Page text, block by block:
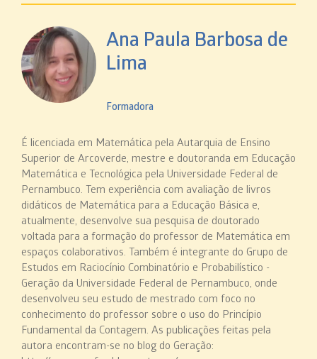
Ana Paula Barbosa de
Lima
Formadora
É licenciada em Matemática pela Autarquia de Ensino
Superior de Arcoverde, mestre e doutoranda em Educação
Matemática e Tecnológica pela Universidade Federal de
Pernambuco. Tem experiência com avaliação de livros
didáticos de Matemática para a Educação Básica e,
atualmente, desenvolve sua pesquisa de doutorado
voltada para a formação do professor de Matemática em
espaços colaborativos. Também é integrante do Grupo de
Estudos em Raciocínio Combinatório e Probabilístico -
Geração da Universidade Federal de Pernambuco, onde
desenvolveu seu estudo de mestrado com foco no
conhecimento do professor sobre o uso do Princípio
Fundamental da Contagem. As publicações feitas pela
autora encontram-se no blog do Geração: